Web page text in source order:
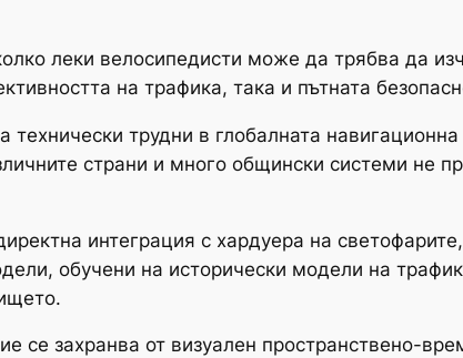
леки велосипедисти може да трябва да
на трафика, така и пътната
технически трудни в глобалната
страни и много общински системи не
интеграция с хардуера на
обучени на исторически модели на
се захранва от визуален пространствено-